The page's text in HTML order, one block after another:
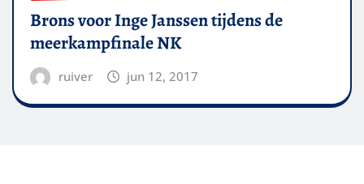
Brons voor Inge Janssen tijdens de
meerkampfinale NK
ruiver jun 12, 2017